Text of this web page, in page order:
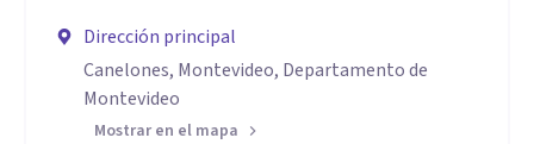
Dirección principal
Canelones, Montevideo, Departamento de
Montevideo
Mostrar en el mapa